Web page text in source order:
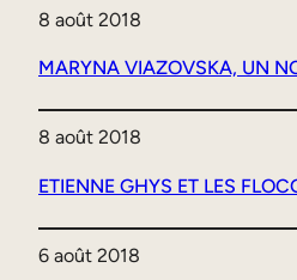
8 août 2018
MARYNA VIAZOVSKA, UN
8 août 2018
ETIENNE GHYS ET LES
6 août 2018